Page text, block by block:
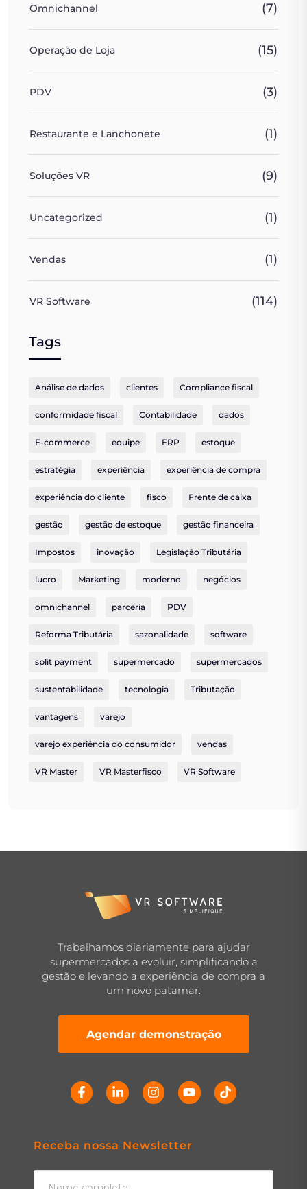
Omnichannel (7)
Operação de Loja (15)
PDV (3)
Restaurante e Lanchonete (1)
Soluções VR (9)
Uncategorized (1)
Vendas (1)
VR Software (114)
Tags
Análise de dados clientes Compliance fiscal
conformidade fiscal Contabilidade dados
E-commerce equipe ERP estoque
estratégia experiência experiência de compra
experiência do cliente fisco Frente de caixa
gestão gestão de estoque gestão financeira
Impostos inovação Legislação Tributária
lucro Marketing moderno negócios
omnichannel parceria PDV
Reforma Tributária sazonalidade software
split payment supermercado supermercados
sustentabilidade tecnologia Tributação
vantagens varejo
varejo experiência do consumidor vendas
VR Master VR Masterfisco VR Software
Trabalhamos diariamente para ajudar
supermercados a evoluir, simplificando a
gestão e levando a experiência de compra a
um novo patamar.
Agendar demonstração
Receba nossa Newsletter